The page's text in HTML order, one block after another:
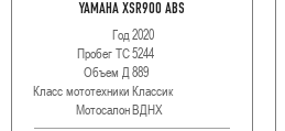
YAMAHA XSR900 ABS
Год2020
Пробег ТС5244
Объем Д889
Класс мототехникиКлассик
МотосалонВДНХ